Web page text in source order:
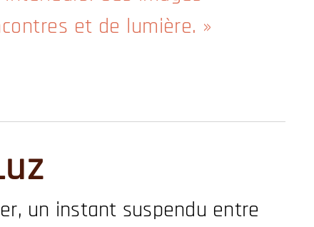
et de lumière. »
un instant suspendu entre